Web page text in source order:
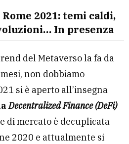
2021: temi caldi,
In presenza
del Metaverso la fa da
non dobbiamo
si è aperto all’insegna
Decentralized Finance (DeFi)
di mercato è decuplicata
2020 e attualmente si